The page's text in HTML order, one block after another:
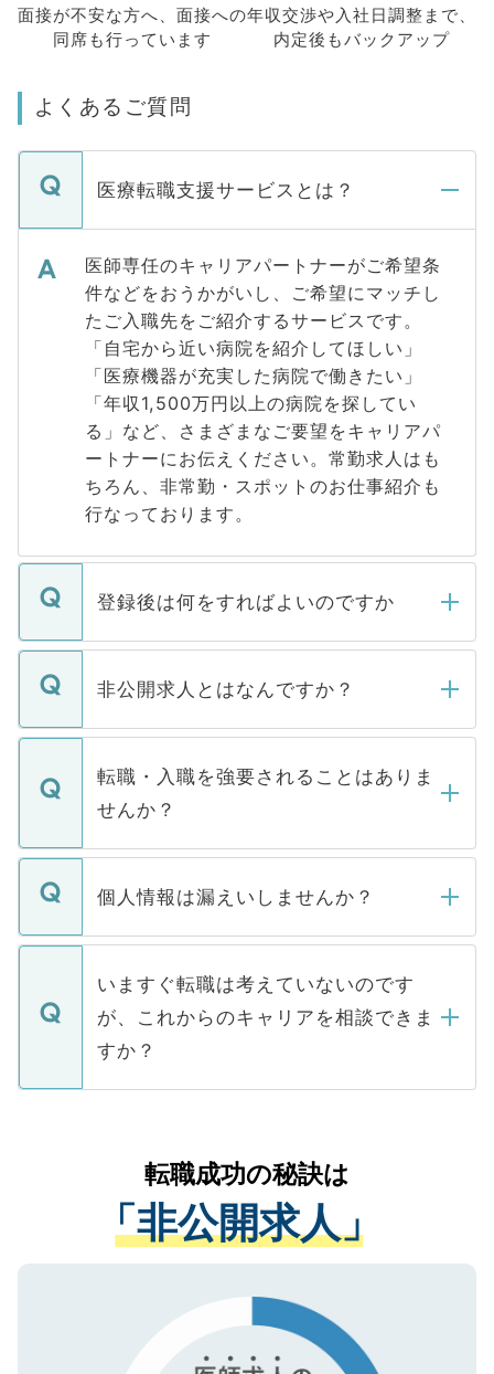
面接が不安な方へ、 面接への
同席も行っています
年収交渉や入社日調整まで、
内定後もバックアップ
よくあるご質問
医療転職支援サービスとは？
医師専任のキャリアパートナーがご希望条
件などをおうかがいし、ご希望にマッチし
たご入職先をご紹介するサービスです。
「自宅から近い病院を紹介してほしい」
「医療機器が充実した病院で働きたい」
「年収1,500万円以上の病院を探してい
る」など、さまざまなご要望をキャリアパ
ートナーにお伝えください。常勤求人はも
ちろん、非常勤・スポットのお仕事紹介も
行なっております。
登録後は何をすればよいのですか
ご登録いただきましたら、弊社担当者がご
登録内容を確認し、その後メールもしくは
ます。通常、5営業日以内にはご連絡をせて
いただきますので、しばらくお待ちくださ
非公開求人とはなんですか？
マイナビDOCTORで取り扱っている求人の
うち約3割は、Webサイトからご覧いただ
けない「非公開求人」です。非公開求人は
下記の理由によって、一般には公開してい
ません。
■応募殺到を避けるため 人気のある医療機
関を公にしてしまうと、応募が殺到する場
に、医療機関が求める条件に合った人材の
みを人材紹介会社に依頼するケースが増え
ています。
転職・入職を強要されることはありま
せんか？
転職・入職を強要することは一切ありませ
ん。また、仮に応募先から内定をいただい
定を承諾する必要はありません。内定先へ
の辞退の連絡はキャリアパートナーが行い
個人情報は漏えいしませんか？
個人情報が漏えいすることはありませんの
で、ご安心ください。当サイトからの登録
などで収集したご登録者様の個人情報は、
ご本人のキャリアアップおよび転職活動の
支援を目的に使用いたします。お預かりし
ているすべての個人データはご本人の許可
は、個人情報の取り扱いについての厳密な
管理基準を満たした事業者のみに付与され
る、プライバシーマークを取得済みです。
で、機密保持に関してもご安心ください。
いますぐ転職は考えていないのです
が、これからのキャリアを相談できま
すか？
かがいして、現在の医療機関の状況や紹介
経験をまじえながら、適切なアドバイスを
させていただきます。すぐにご転職をされ
ない方には、長期的なサポートが可能です
ので、まずはご登録ください。
転職成功の秘訣は
「非公開求人」